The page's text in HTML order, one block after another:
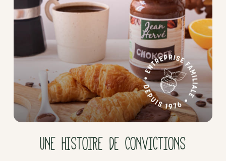
UNE HISTOIRE DE CONVICTIONS
Pâte
d'amande
Pâtes à
tartiner
Produits
lacto-
fermentés
Produits
Purées